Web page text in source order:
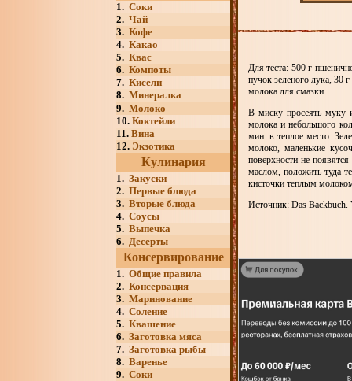
1. Соки
2. Чай
3. Кофе
4. Какао
5. Квас
6. Компоты
7. Кисели
8. Минералка
9. Молоко
10. Коктейли
11. Вина
12. Экзотика
Кулинария
1. Закуски
2. Первые блюда
3. Вторые блюда
4. Соусы
5. Выпечка
6. Десерты
Консервирование
1. Общие правила
2. Консервация
3. Маринование
4. Соление
5. Квашение
6. Заготовка мяса
7. Заготовка рыбы
8. Варенье
9. Соки
Для теста: 500 г
пучок зеленого лука, 30
молока для смазки.
В миску просеять муку
молока и небольшого
мин. в теплое место.
молоко, маленькие
поверхности не
маслом, положить туда
кисточки теплым
Источник: Das Backbuch.